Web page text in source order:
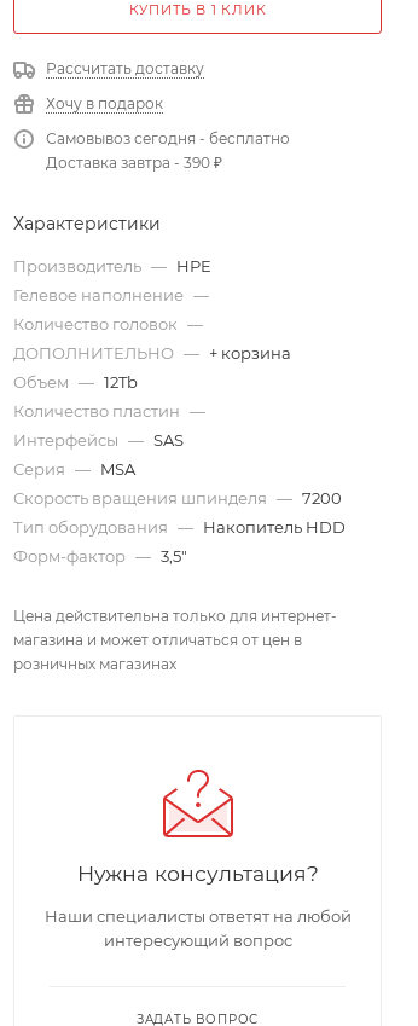
КУПИТЬ В 1 КЛИК
Рассчитать доставку
Хочу в подарок
Самовывоз сегодня - бесплатно
Доставка завтра - 390 ₽
Характеристики
Производитель — HPE
Гелевое наполнение —
Количество головок —
ДОПОЛНИТЕЛЬНО — + корзина
Объем — 12Tb
Количество пластин —
Интерфейсы — SAS
Серия — MSA
Скорость вращения шпинделя — 7200
Тип оборудования — Накопитель HDD
Форм-фактор — 3,5"
Цена действительна только для интернет-
магазина и может отличаться от цен в
розничных магазинах
Нужна консультация?
Наши специалисты ответят на любой
интересующий вопрос
ЗАДАТЬ ВОПРОС